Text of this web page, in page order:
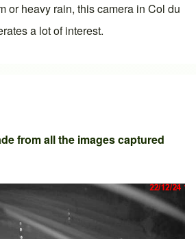
or heavy rain, this camera in Col du
a lot of interest.
from all the images captured